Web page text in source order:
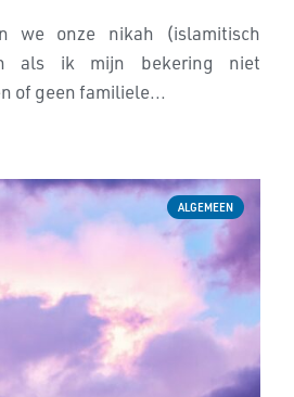
we onze nikah (islamitisch
als ik mijn bekering niet
of geen familiele...
ALGEMEEN